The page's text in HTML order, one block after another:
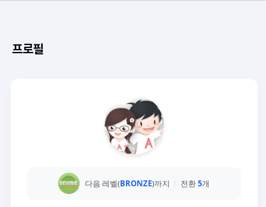
프로필
다음 레벨(BRONZE)까지 전환5개